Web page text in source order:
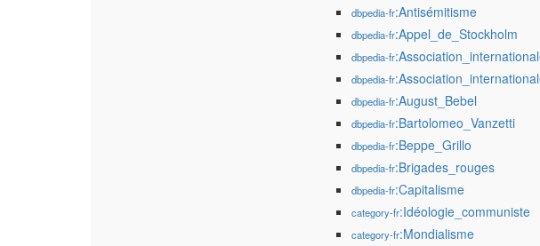
dbpedia-fr:Antisémitisme
dbpedia-fr:Appel_de_Stockholm
dbpedia-fr
dbpedia-fr
dbpedia-fr:August_Bebel
dbpedia-fr:Bartolomeo_Vanzetti
dbpedia-fr:Beppe_Grillo
dbpedia-fr:Brigades_rouges
dbpedia-fr:Capitalisme
category-fr:Idéologie_communiste
category-fr:Mondialisme